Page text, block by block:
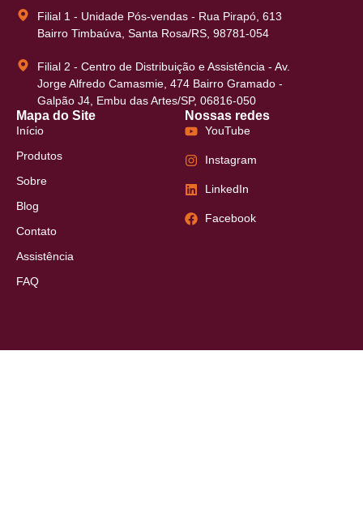
Filial 1 - Unidade Pós-vendas - Rua Pirapó, 613
Bairro Timbaúva, Santa Rosa/RS, 98781-054
Filial 2 - Centro de Distribuição e Assistência - Av.
Jorge Alfredo Camasmie, 474 Bairro Gramado -
Galpão J4, Embu das Artes/SP, 06816-050
Mapa do Site
Início
Produtos
Sobre
Blog
Contato
Assistência
FAQ
Nossas redes
YouTube
Instagram
LinkedIn
Facebook